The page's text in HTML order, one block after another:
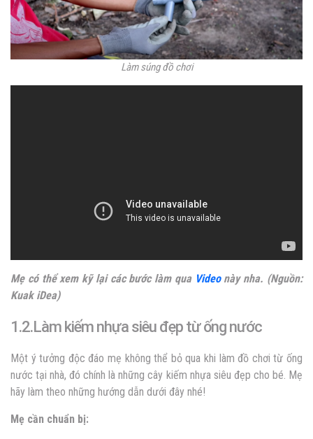
Làm súng đồ chơi
Mẹ có thể xem kỹ lại các bước làm qua Videonày nha. (Nguồn:
Kuak iDea)
1.2.Làm kiếm nhựa siêu đẹp từ ống nước
Một ý tưởng độc đáo mẹ không thể bỏ qua khi làm đồ chơi từ ống
nước tại nhà, đó chính là những cây kiếm nhựa siêu đẹp cho bé. Mẹ
hãy làm theo những hướng dẫn dưới đây nhé!
Mẹ cần chuẩn bị: